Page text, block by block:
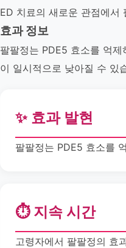
ED 치료의 새로운 관점에서
효과 정보
팔팔정는 PDE5 효소를 억
이 일시적으로 낮아질 수 있
✨ 효과 발현
팔팔정는 PDE5 효소를
⏱️ 지속 시간
고령자에서 팔팔정의 효